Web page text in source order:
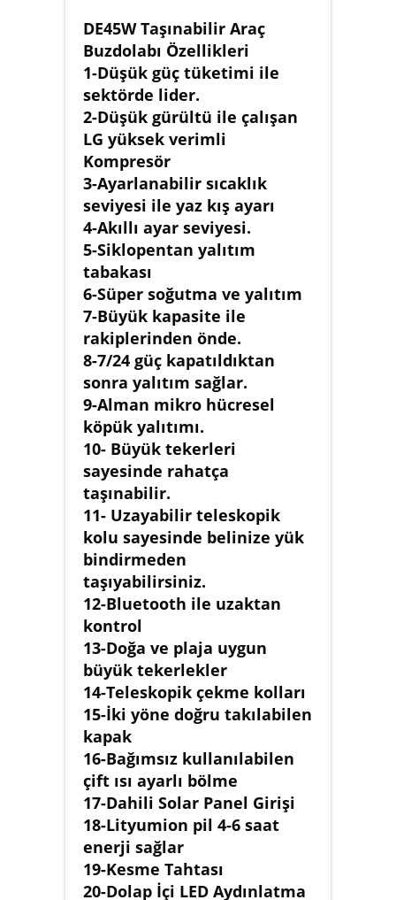
DE45W Taşınabilir Araç
Buzdolabı Özellikleri
1-Düşük güç tüketimi ile
sektörde lider.
2-Düşük gürültü ile çalışan
LG yüksek verimli
Kompresör
3-Ayarlanabilir sıcaklık
seviyesi ile yaz kış ayarı
4-Akıllı ayar seviyesi.
5-Siklopentan yalıtım
tabakası
6-Süper soğutma ve yalıtım
7-Büyük kapasite ile
rakiplerinden önde.
8-7/24 güç kapatıldıktan
sonra yalıtım sağlar.
9-Alman mikro hücresel
köpük yalıtımı.
10- Büyük tekerleri
sayesinde rahatça
taşınabilir.
11- Uzayabilir teleskopik
kolu sayesinde belinize yük
bindirmeden
taşıyabilirsiniz.
12-Bluetooth ile uzaktan
kontrol
13-Doğa ve plaja uygun
büyük tekerlekler
14-Teleskopik çekme kolları
15-İki yöne doğru takılabilen
kapak
16-Bağımsız kullanılabilen
çift ısı ayarlı bölme
17-Dahili Solar Panel Girişi
18-Lityumion pil 4-6 saat
enerji sağlar
19-Kesme Tahtası
20-Dolap İçi LED Aydınlatma